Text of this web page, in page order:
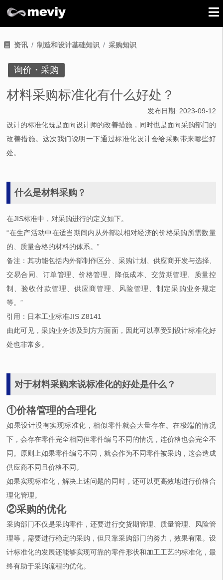
资讯 制造和设计基础知识 采购知识
询价・采购
材料采购标准化有什么好处？
发布日期: 2023-09-12
设计的标准化既是面向设计师的改善措施，同时也是面向采购部门的
改善措施。这次我们说明一下通过标准化设计会给采购带来哪些好
处。
什么是材料采购？
在JIS标准中，对采购进行的定义如下。
“在生产活动中在适当期间内从外部以相对经济的价格采购所需数量
的、质量合格的材料的体系。”
备注：其功能包括内外部制作区分、采购计划、供应商开发与选择、
交易合同、订单管理、价格管理、降低成本、交货期管理、质量控
制、验收付款管理、供应商管理、风险管理、制定采购业务规定
等。”
引用：日本工业标准JIS Z8141
由此可见，采购业务涉及到方方面面，因此可以享受到设计标准化好
处也非常多。
对于材料采购来说标准化的好处是什么？
①价格管理的合理化
如果设计没有实现标准化，相似零件就会大量存在。在极端的情况
下，会存在零件完全相同但零件编号不同的情况，连价格也会完全不
同。原则上如果零件编号不同，就会作为不同零件被采购，这会造成
供应商不同且价格不同。
如果实现标准化，解决上述问题的同时，还可以更高效地进行价格合
理化管理。
②采购的优化
采购部门不仅是采购零件，还要进行交货期管理、质量管理、风险管
理等，需要进行稳定的采购，但只靠采购部门的努力，效果有限。设
计标准化的发展还能够实现可靠的零件形状和加工工艺的标准化，最
终有助于采购流程的优化。